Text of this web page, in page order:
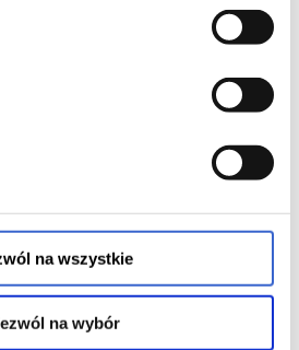
na wszystkie
na wybór
układu pokarmowego jest
czyli dlaczego
a jednocześnie
(Euthyrox/Letrox) to
Abyś poczuł energię i
ciało musi przekształcić
w aktywny hormon T3. Proces
w wątrobie, jelitach i